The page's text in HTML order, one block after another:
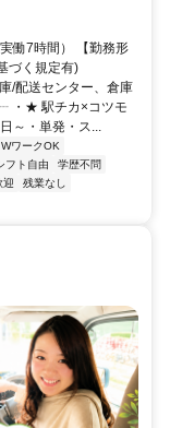
働7時間） 【勤務形
づく規定有)
/配送センター、倉庫
駅チカ×コツモ
～・単発・ス...
ワークOK
フト自由
学歴不問
迎
残業なし